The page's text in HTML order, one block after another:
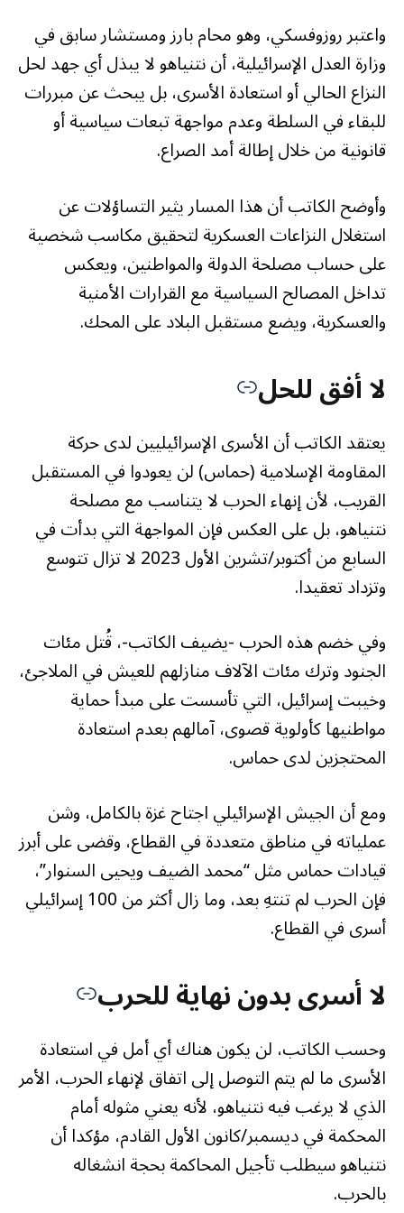
واعتبر روزوفسكي، وهو محام بارز ومستشار سابق في
وزارة العدل الإسرائيلية، أن نتنياهو لا يبذل أي جهد لحل
النزاع الحالي أو استعادة الأسرى، بل يبحث عن مبررات
للبقاء في السلطة وعدم مواجهة تبعات سياسية أو
قانونية من خلال إطالة أمد الصراع.
وأوضح الكاتب أن هذا المسار يثير التساؤلات عن
استغلال النزاعات العسكرية لتحقيق مكاسب شخصية
على حساب مصلحة الدولة والمواطنين، ويعكس
تداخل المصالح السياسية مع القرارات الأمنية
والعسكرية، ويضع مستقبل البلاد على المحك.
لا أفق للحل
يعتقد الكاتب أن الأسرى الإسرائيليين لدى حركة
المقاومة الإسلامية (حماس) لن يعودوا في المستقبل
القريب، لأن إنهاء الحرب لا يتناسب مع مصلحة
نتنياهو، بل على العكس فإن المواجهة التي بدأت في
السابع من أكتوبر/تشرين الأول 2023 لا تزال تتوسع
وتزداد تعقيدا.
وفي خضم هذه الحرب -يضيف الكاتب-، قُتل مئات
الجنود وترك مئات الآلاف منازلهم للعيش في الملاجئ،
وخيبت إسرائيل، التي تأسست على مبدأ حماية
مواطنيها كأولوية قصوى، آمالهم بعدم استعادة
المحتجزين لدى حماس.
ومع أن الجيش الإسرائيلي اجتاح غزة بالكامل، وشن
عملياته في مناطق متعددة في القطاع، وقضى على أبرز
قيادات حماس مثل “محمد الضيف ويحيى السنوار”،
فإن الحرب لم تنتهِ بعد، وما زال أكثر من 100 إسرائيلي
أسرى في القطاع.
لا أسرى بدون نهاية للحرب
وحسب الكاتب، لن يكون هناك أي أمل في استعادة
الأسرى ما لم يتم التوصل إلى اتفاق لإنهاء الحرب، الأمر
الذي لا يرغب فيه نتنياهو، لأنه يعني مثوله أمام
المحكمة في ديسمبر/كانون الأول القادم، مؤكدا أن
نتنياهو سيطلب تأجيل المحاكمة بحجة انشغاله
بالحرب.